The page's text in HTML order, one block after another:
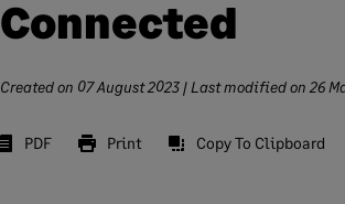
Connected
Created on 07 August 2023 | Last modified on 26
PDF Print Copy To Clipboard